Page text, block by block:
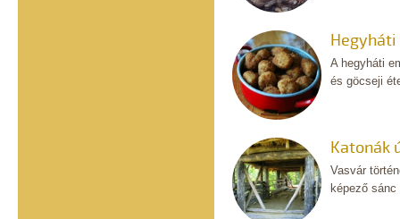
Hegyháti
A hegyháti
és göcseji
Katonák
Vasvár
képező